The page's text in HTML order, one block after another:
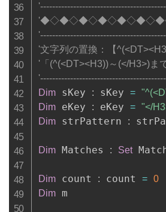
'文字列の置換：【
'「(^(<DT><H3))～(</H3>)
Dim sKey : sKey =
Dim eKey : eKey =
"</
Dim strPattern :
Dim Matches : Set
Dim count : count =
0
Dim m